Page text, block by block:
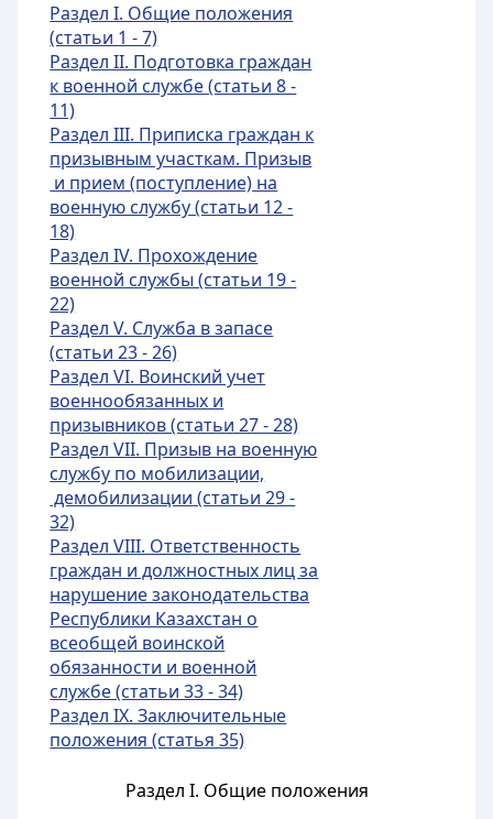
Раздел I. Общие положения
(статьи 1 - 7)
Раздел II. Подготовка граждан
к военной службе (статьи 8 -
11)
Раздел III. Приписка граждан к
призывным участкам. Призыв
и прием (поступление) на
военную службу (статьи 12 -
18)
Раздел IV. Прохождение
военной службы (статьи 19 -
22)
Раздел V. Служба в запасе
(статьи 23 - 26)
Раздел VI. Воинский учет
военнообязанных и
призывников (статьи 27 - 28)
Раздел VII. Призыв на военную
службу по мобилизации,
демобилизации (статьи 29 -
32)
Раздел VIII. Ответственность
граждан и должностных лиц за
нарушение законодательства
Республики Казахстан о
всеобщей воинской
обязанности и военной
службе (статьи 33 - 34)
Раздел IX. Заключительные
положения (статья 35)
Раздел I. Общие положения